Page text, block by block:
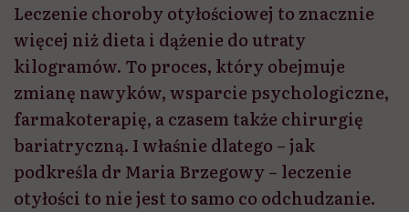
Leczenie choroby otyłościowej to znacznie
więcej niż dieta i dążenie do utraty
kilogramów. To proces, który obejmuje
zmianę nawyków, wsparcie psychologiczne,
farmakoterapię, a czasem także chirurgię
bariatryczną. I właśnie dlatego – jak
podkreśla dr Maria Brzegowy – leczenie
otyłości to nie jest to samo co odchudzanie.